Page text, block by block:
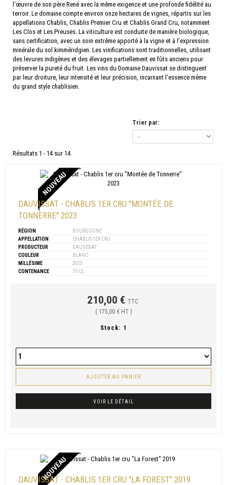
l’œuvre de son père René avec la même exigence et une profonde fidélité au
terroir. Le domaine compte environ onze hectares de vignes, répartis sur les
appellations Chablis, Chablis Premier Cru et Chablis Grand Cru, notamment
Les Clos et Les Preuses. La viticulture est conduite de manière biologique,
sans certification, avec un soin extrême apporté à la vigne et à l’expression
minérale du sol kimméridgien. Les vinifications sont traditionnelles, utilisant
des levures indigènes et des élevages partiellement en fûts anciens pour
préserver la pureté du fruit. Les vins du Domaine Dauvissat se distinguent
par leur droiture, leur intensité et leur précision, incarnant l’essence même
du grand style chablisien.
Trier par:
Résultats 1 - 14 sur 14.
NOUVEAU
DAUVISSAT - CHABLIS 1ER CRU "MONTÉE DE
TONNERRE" 2023
RÉGION
BOURGOGNE
APPELLATION
CHABLIS 1ER CRU
PRODUCTEUR
DAUVISSAT
COULEUR
BLANC
MILLÉSIME
2023
CONTENANCE
75 CL
210,00 € TTC
( 175,00 € HT )
Stock: 1
AJOUTER AU PANIER
VOIR LE DÉTAIL
NOUVEAU
DAUVISSAT - CHABLIS 1ER CRU "LA FOREST" 2019